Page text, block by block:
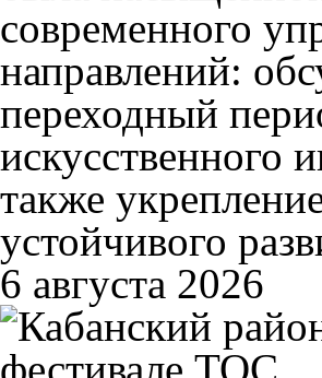
современного
направлений:
переходный
искусственного
также
устойчивого
6 августа 2026